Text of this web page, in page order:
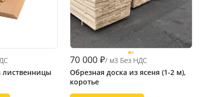
лиственницы
70 000 ₽/ м3 Без НДС
Обрезная доска из ясеня (1-2 м),
коротье